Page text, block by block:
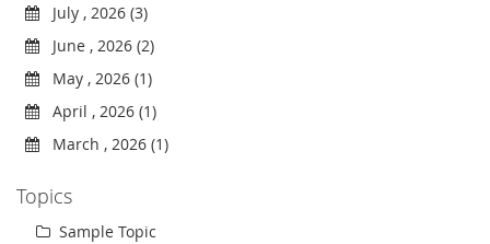
July , 2026 (3)
June , 2026 (2)
May , 2026 (1)
April , 2026 (1)
March , 2026 (1)
Topics
Sample Topic